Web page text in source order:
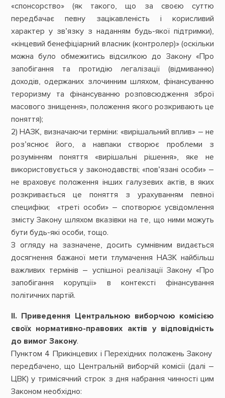
«спонсорство» (як такого, що за своєю суттю
передбачає певну зацікавленість і корисливий
характер у зв’язку з наданням будь-якої підтримки),
«кінцевий бенефіціарний власник (контролер)» (оскільки
можна було обмежитись відсилкою до Закону «Про
запобігання та протидію легалізації (відмиванню)
доходів, одержаних злочинним шляхом, фінансуванню
тероризму та фінансуванню розповсюдження зброї
масового знищення», положення якого розкривають це
поняття);
2) НАЗК, визначаючи терміни: «вирішальний вплив» ― не
роз’яснює його, а навпаки створює проблеми з
розумінням поняття «вирішальні рішення», яке не
використовується у законодавстві; «пов’язані особи» ―
не враховує положення інших галузевих актів, в яких
розкривається це поняття з урахуванням певної
специфіки; «треті особи» – спотворює усвідомлення
змісту Закону шляхом вказівки на те, що ними можуть
бути будь-які особи, тощо.
З огляду на зазначене, досить сумнівним видається
досягнення бажаної мети тлумачення НАЗК найбільш
важливих термінів – успішної реалізації Закону «Про
запобігання корупції» в контексті фінансування
політичних партій.
II. Приведення Центральною виборчою комісією
своїх нормативно-правових актів у відповідність
до вимог Закону.
Пунктом 4 Прикінцевих і Перехідних положень Закону
передбачено, що Центральній виборчій комісії (далі –
ЦВК) у тримісячний строк з дня набрання чинності цим
Законом необхідно: